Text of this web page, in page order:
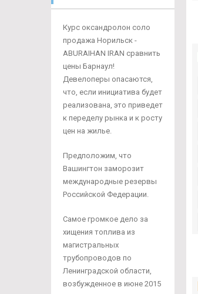
Курс оксандролон соло
продажа Норильск -
ABURAIHAN IRAN сравнить
цены Барнаул!
Девелоперы опасаются,
что, если инициатива будет
реализована, это приведет
к переделу рынка и к росту
цен на жилье.
Предположим, что
Вашингтон заморозит
международные резервы
Российской Федерации.
Самое громкое дело за
хищения топлива из
магистральных
трубопроводов по
Ленинградской области,
возбужденное в июне 2015